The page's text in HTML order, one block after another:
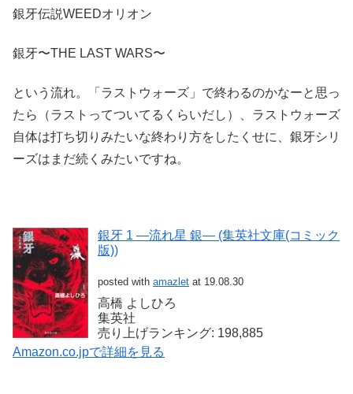
銀牙伝説WEEDオリオン
銀牙〜THE LAST WARS〜
という流れ。「ラストウォーズ」で終わるのかなーと思っ
たら（ラストってついてるくらいだし）、ラストウォーズ
自体は打ち切りみたいな終わり方をしたくせに、銀牙シリ
ーズはまだ続くみたいですね。
銀牙 1 ―流れ星 銀― (集英社文庫(コミック
版))
posted with amazlet at 19.08.30
高橋 よしひろ
集英社
売り上げランキング: 198,885
Amazon.co.jpで詳細を見る